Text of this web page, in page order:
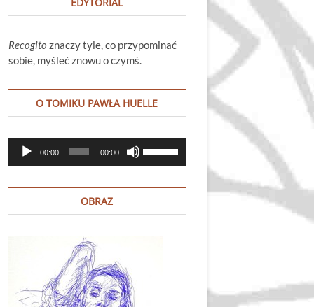
Recogito znaczy tyle, co przypominać
sobie, myśleć znowu o czymś.
O TOMIKU PAWŁA HUELLE
Odtwarzacz
plików
00:00 00:00
góry
OBRAZ